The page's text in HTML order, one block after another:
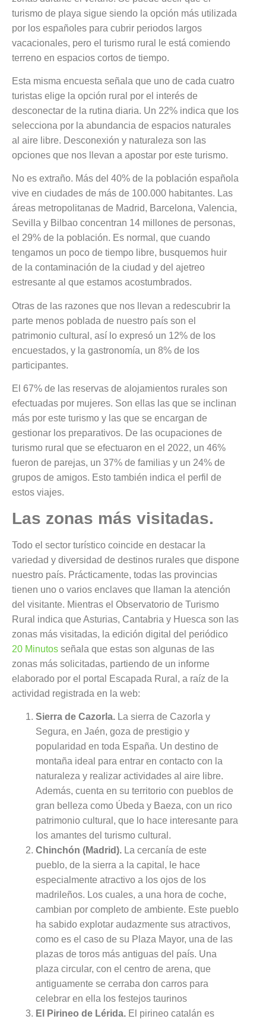
turismo de playa sigue siendo la opción más utilizada
por los españoles para cubrir periodos largos
vacacionales, pero el turismo rural le está comiendo
terreno en espacios cortos de tiempo.
Esta misma encuesta señala que uno de cada cuatro
turistas elige la opción rural por el interés de
desconectar de la rutina diaria. Un 22% indica que los
selecciona por la abundancia de espacios naturales
al aire libre. Desconexión y naturaleza son las
opciones que nos llevan a apostar por este turismo.
No es extraño. Más del 40% de la población española
vive en ciudades de más de 100.000 habitantes. Las
áreas metropolitanas de Madrid, Barcelona, Valencia,
Sevilla y Bilbao concentran 14 millones de personas,
el 29% de la población. Es normal, que cuando
tengamos un poco de tiempo libre, busquemos huir
de la contaminación de la ciudad y del ajetreo
estresante al que estamos acostumbrados.
Otras de las razones que nos llevan a redescubrir la
parte menos poblada de nuestro país son el
patrimonio cultural, así lo expresó un 12% de los
encuestados, y la gastronomía, un 8% de los
participantes.
El 67% de las reservas de alojamientos rurales son
efectuadas por mujeres. Son ellas las que se inclinan
más por este turismo y las que se encargan de
gestionar los preparativos. De las ocupaciones de
turismo rural que se efectuaron en el 2022, un 46%
fueron de parejas, un 37% de familias y un 24% de
grupos de amigos. Esto también indica el perfil de
estos viajes.
Las zonas más visitadas.
Todo el sector turístico coincide en destacar la
variedad y diversidad de destinos rurales que dispone
nuestro país. Prácticamente, todas las provincias
tienen uno o varios enclaves que llaman la atención
del visitante. Mientras el Observatorio de Turismo
Rural indica que Asturias, Cantabria y Huesca son las
zonas más visitadas, la edición digital del periódico
20 Minutos señala que estas son algunas de las
zonas más solicitadas, partiendo de un informe
elaborado por el portal Escapada Rural, a raíz de la
actividad registrada en la web:
Sierra de Cazorla. La sierra de Cazorla y
Segura, en Jaén, goza de prestigio y
popularidad en toda España. Un destino de
montaña ideal para entrar en contacto con la
naturaleza y realizar actividades al aire libre.
Además, cuenta en su territorio con pueblos de
gran belleza como Úbeda y Baeza, con un rico
patrimonio cultural, que lo hace interesante para
los amantes del turismo cultural.
Chinchón (Madrid). La cercanía de este
pueblo, de la sierra a la capital, le hace
especialmente atractivo a los ojos de los
madrileños. Los cuales, a una hora de coche,
cambian por completo de ambiente. Este pueblo
ha sabido explotar audazmente sus atractivos,
como es el caso de su Plaza Mayor, una de las
plazas de toros más antiguas del país. Una
plaza circular, con el centro de arena, que
antiguamente se cerraba don carros para
celebrar en ella los festejos taurinos
El Pirineo de Lérida. El pirineo catalán es